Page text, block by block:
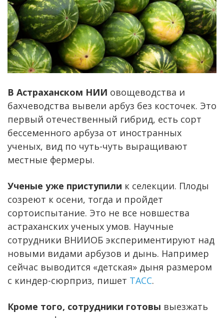
В Астраханском НИИ овощеводства и
бахчеводства вывели арбуз без косточек. Это
первый отечественный гибрид, есть сорт
бессеменного арбуза от иностранных
ученых, вид по чуть-чуть выращивают
местные фермеры.
Ученые уже приступили к селекции. Плоды
созреют к осени, тогда и пройдет
сортоиспытание. Это не все новшества
астраханских ученых умов. Научные
сотрудники ВНИИОБ экспериментируют над
новыми видами арбузов и дынь. Например
сейчас выводится «детская» дыня размером
с киндер-сюрприз, пишет ТАСС.
Кроме того, сотрудники готовы выезжать